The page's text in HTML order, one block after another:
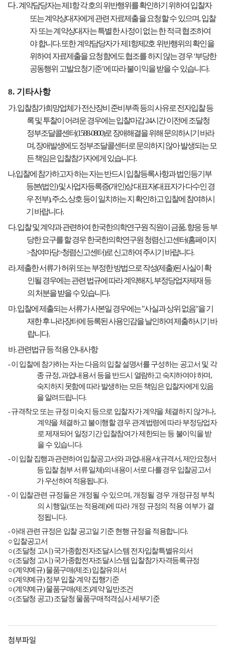
다.계약담당자는 제 1항 각 호의 위반행위를 확인하기 위하여 입찰자
또는 계약상대자에게 관련 자료제출을 요청할 수 있으며,입찰
자 또는 계약상대자는 특별한 사정이 없는 한 적극 협조하여
야합니다.또한 계약담당자가 제 1항제 2호 위반행위의 확인을
위하여 자료제출을 요청함에도 협조를 하지 않는 경우‘부당한
공동행위 고발요청기준’에 따라 불이익을 받을 수 있습니다.
8. 기타사항
가.입찰참가희망업체가 전산장비 준비부족 등의 사유로 전자입찰 등
록 및 투찰이 어려운 경우에는 입찰마감24시간 이전에 조달청
정부조달콜센터(1588-0800)로 장애해결을 위해 문의하시기 바라
며,장애발생에도 정부조달콜센터로 문의하지 않아 발생되는 모
든 책임은 입찰참가자에게 있습니다.
나.입찰에 참가하고자 하는 자는 반드시 입찰등록사항과 법인등기부
등본(법인)및 사업자등록증(개인)상 대표자(대표자가 다수인 경
우 전부),주소,상호 등이 일치하는 지 확인하고 입찰에 참여하시
기 바랍니다.
다.입찰 및 계약과 관련하여 한국한의학연구원 직원이 금품,향응 등 부
당한 요구를 할 경우 한국한의학연구원 청렴신고센터(홈페이지
>참여마당>청렴신고센터)로 신고하여 주시기 바랍니다.
라.제출한 서류가 허위 또는 부정한 방법으로 작성(제출)된 사실이 확
인될 경우에는 관련 법규에 따라 계약해지 ,부정당업자제재 등
의 처분을 받을 수 있습니다.
마.입찰에 제출되는 서류가 사본일 경우에는"사실과 상위 없음"을 기
재한 후 나라장터에 등록된 사용인감을 날인하여 제출하시기 바
랍니다.
바.관련법규 등 적용 안내사항
-이 입찰에 참가하는 자는 다음의 입찰 설명서를 구성하는 공고서 및 각
종 규정,과업내용서 등을 반드시 열람하고 숙지하여야 하며,
숙지하지 못함에 따라 발생하는 모든 책임은 입찰자에게 있음
을 알려드립니다.
-규격착오 또는 규정 미숙지 등으로 입찰자가 계약을 체결하지 않거나,
계약을 체결하고 불이행할 경우 관계법령에 따라 부정당업자
로 제재되어 일정기간 입찰참여가 제한되는 등 불이익을 받
을 수 있습니다.
-이 입찰 집행과 관련하여 입찰공고서와 과업내용서(규격서,제안요청서
등 입찰 첨부 서류 일체)의 내용이 서로 다를 경우 입찰공고서
가 우선하여 적용됩니다.
-이 입찰관련 규정들은 개정될 수 있으며, 개정될 경우 개정규정 부칙
의 시행일(또는 적용례)에 따라 개정 규정의 적용 여부가 결
정됩니다.
-아래 관련 규정은 입찰 공고일 기준 현행 규정을 적용합니다.
○입찰공고서
○(조달청 고시)국가종합전자조달시스템 전자입찰특별유의서
○(조달청 고시)국가종합전자조달시스템 입찰참가자격등록규정
○(계약예규)물품구매(제조)입찰유의서
○(계약예규)정부 입찰·계약 집행기준
○(계약예규)물품구매(제조)계약 일반조건
○(조달청 공고)조달청 물품구매적격심사 세부기준
첨부파일